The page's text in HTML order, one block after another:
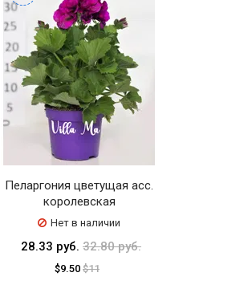
Пеларгония цветущая асс.
королевская
Нет в наличии
28.33 руб. 32.80 руб.
$9.50 $11